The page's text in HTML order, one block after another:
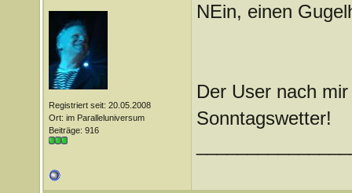
Registriert seit: 20.05.2008
Ort: im Paralleluniversum
Beiträge: 916
NEin, einen
Der User nach
Sonntagswetter!